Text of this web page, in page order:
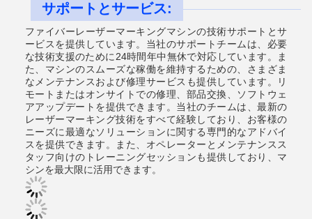
サポートとサービス:
ファイバーレーザーマーキングマシンの技術サポートとサ
ービスを提供しています。当社のサポートチームは、必要
な技術支援のために24時間年中無休で対応しています。ま
た、マシンのスムーズな稼働を維持するための、さまざま
なメンテナンスおよび修理サービスも提供しています。リ
モートまたはオンサイトでの修理、部品交換、ソフトウェ
アアップデートを提供できます。当社のチームは、最新の
レーザーマーキング技術をすべて経験しており、お客様の
ニーズに最適なソリューションに関する専門的なアドバイ
スを提供できます。また、オペレーターとメンテナンスス
タッフ向けのトレーニングセッションも提供しており、マ
シンを最大限に活用できます。